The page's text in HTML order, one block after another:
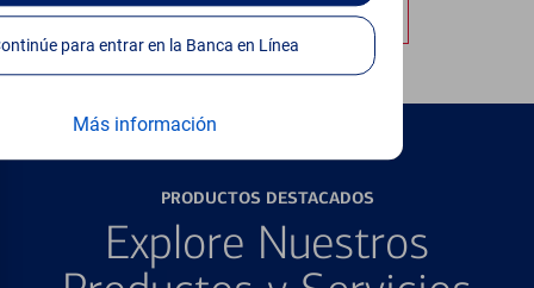
Continúe para entrar en la Banca en Línea
Más información
Obtener más información
PRODUCTOS DESTACADOS
Explore Nuestros